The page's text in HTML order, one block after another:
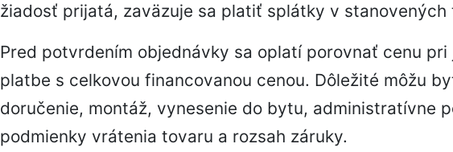
žiadosť prijatá, zaväzuje sa platiť splátky v stanovených
Pred potvrdením objednávky sa oplatí porovnať cenu pri
platbe s celkovou financovanou cenou. Dôležité môžu
doručenie, montáž, vynesenie do bytu, administratívne
podmienky vrátenia tovaru a rozsah záruky.